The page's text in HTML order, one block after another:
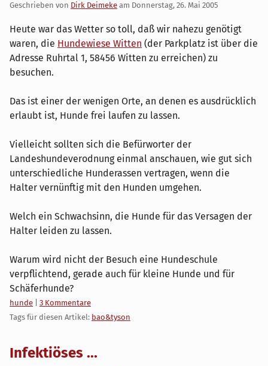
Geschrieben von Dirk Deimeke am Donnerstag, 26. Mai 2005
Heute war das Wetter so toll, daß wir nahezu genötigt
waren, die Hundewiese Witten (der Parkplatz ist über die
Adresse Ruhrtal 1, 58456 Witten zu erreichen) zu
besuchen.
Das ist einer der wenigen Orte, an denen es ausdrücklich
erlaubt ist, Hunde frei laufen zu lassen.
Vielleicht sollten sich die Befürworter der
Landeshundeverodnung einmal anschauen, wie gut sich
unterschiedliche Hunderassen vertragen, wenn die
Halter vernünftig mit den Hunden umgehen.
Welch ein Schwachsinn, die Hunde für das Versagen der
Halter leiden zu lassen.
Warum wird nicht der Besuch eine Hundeschule
verpflichtend, gerade auch für kleine Hunde und für
Schäferhunde?
Kategorien:
hunde
3 Kommentare
Tags für diesen Artikel: bao&tyson
Infektiöses ...